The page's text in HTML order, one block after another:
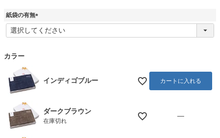
)紙袋の有無
(
必
カラー
インディゴブルー カートに入れる
ダークブラウン
在庫切れ
—